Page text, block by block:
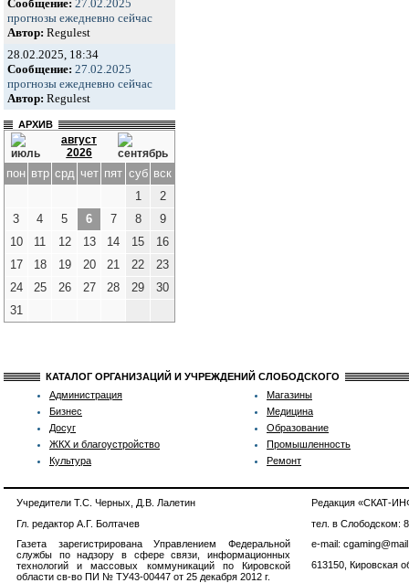
Сообщение: 27.02.2025
прогнозы ежедневно сейчас
Автор: Regulest
28.02.2025, 18:34
Сообщение: 27.02.2025
прогнозы ежедневно сейчас
Автор: Regulest
АРХИВ
август
2026
пон втр срд чет пят суб вск
1
2
3
4 5 6 7 8
9
10
11 12 13 14 15
16
17
18 19 20 21 22
23
24
25 26 27 28 29
30
31
КАТАЛОГ ОРГАНИЗАЦИЙ И УЧРЕЖДЕНИЙ СЛОБОДСКОГО
Администрация
Бизнес
Досуг
ЖКХ и благоустройство
Культура
Магазины
Медицина
Образование
Промышленность
Ремонт
Учредители Т.С. Черных, Д.В. Лалетин
Гл. редактор А.Г. Болтачев
Газета зарегистрирована Управлением Федеральной
службы по надзору в сфере связи, информационных
технологий и массовых коммуникаций по Кировской
области св-во ПИ № ТУ43-00447 от 25 декабря 2012 г.
Редакция «СКАТ-
тел. в Слободском:
e-mail:
613150, Кировская